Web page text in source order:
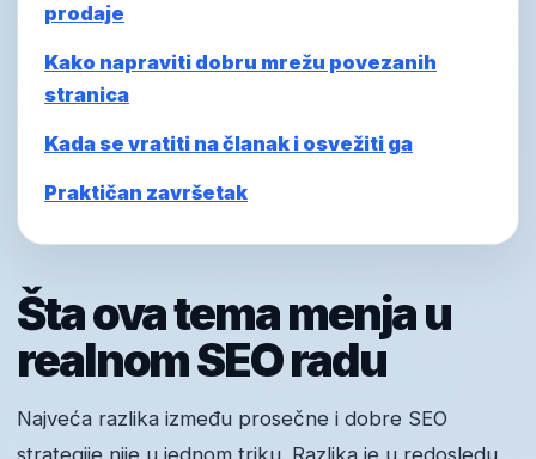
prodaje
Kako napraviti dobru mrežu povezanih
stranica
Kada se vratiti na članak i osvežiti ga
Praktičan završetak
Šta ova tema menja u
realnom SEO radu
Najveća razlika između prosečne i dobre SEO
strategije nije u jednom triku. Razlika je u redosledu